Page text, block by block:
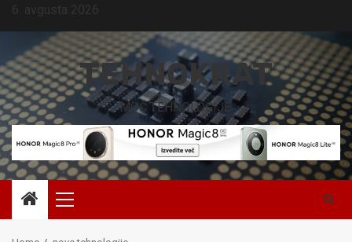
Skip
content
6. avgusta 2026
TEHNOKRAT
MOČ TEHNOLOGIJE.
Primary
Menu